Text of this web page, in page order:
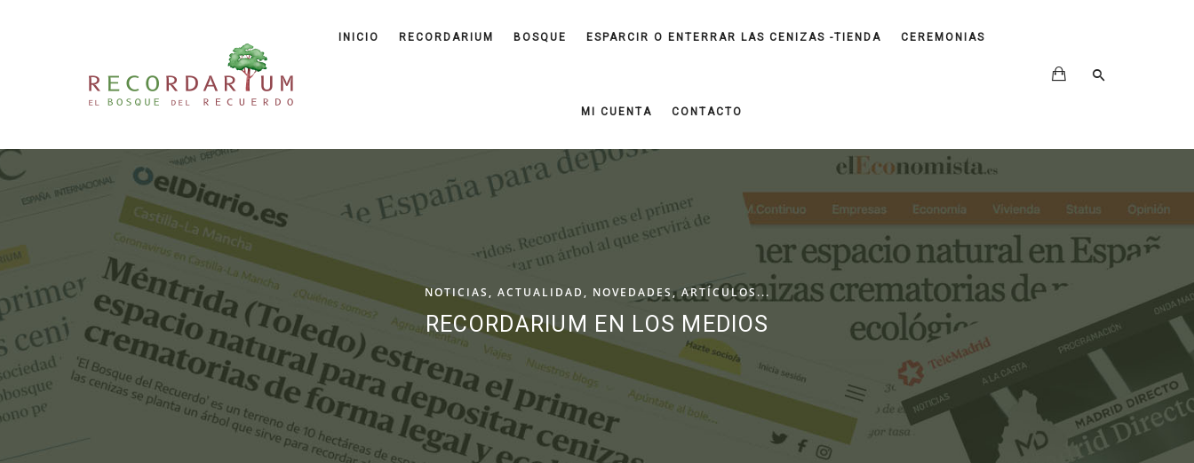
INICIO RECORDARIUM BOSQUE ESPARCIR O ENTERRAR LAS CENIZAS -TIENDA CEREMONIAS
MI CUENTA CONTACTO
NOTICIAS, ACTUALIDAD, NOVEDADES, ARTÍCULOS...
RECORDARIUM EN LOS MEDIOS